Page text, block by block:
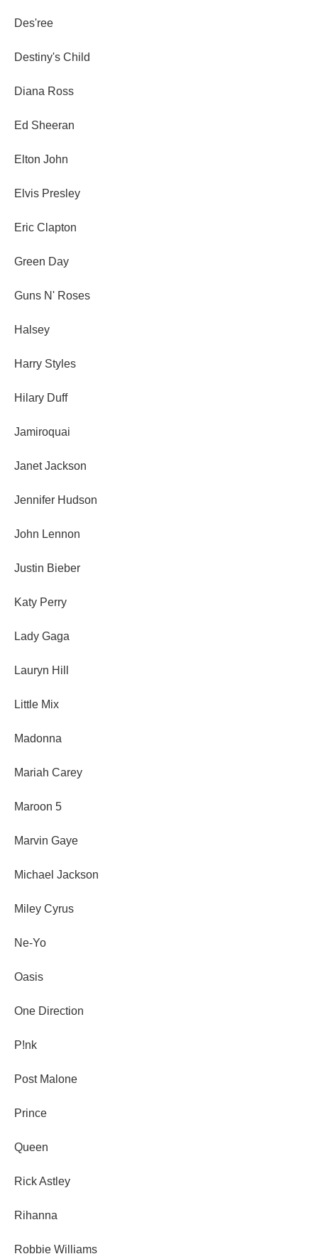
Des'ree
Destiny's Child
Diana Ross
Ed Sheeran
Elton John
Elvis Presley
Eric Clapton
Green Day
Guns N' Roses
Halsey
Harry Styles
Hilary Duff
Jamiroquai
Janet Jackson
Jennifer Hudson
John Lennon
Justin Bieber
Katy Perry
Lady Gaga
Lauryn Hill
Little Mix
Madonna
Mariah Carey
Maroon 5
Marvin Gaye
Michael Jackson
Miley Cyrus
Ne-Yo
Oasis
One Direction
P!nk
Post Malone
Prince
Queen
Rick Astley
Rihanna
Robbie Williams